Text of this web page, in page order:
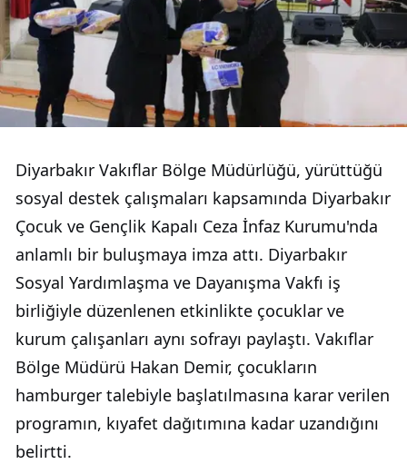
Diyarbakır Vakıflar Bölge Müdürlüğü, yürüttüğü
sosyal destek çalışmaları kapsamında Diyarbakır
Çocuk ve Gençlik Kapalı Ceza İnfaz Kurumu'nda
anlamlı bir buluşmaya imza attı. Diyarbakır
Sosyal Yardımlaşma ve Dayanışma Vakfı iş
birliğiyle düzenlenen etkinlikte çocuklar ve
kurum çalışanları aynı sofrayı paylaştı. Vakıflar
Bölge Müdürü Hakan Demir, çocukların
hamburger talebiyle başlatılmasına karar verilen
programın, kıyafet dağıtımına kadar uzandığını
belirtti.